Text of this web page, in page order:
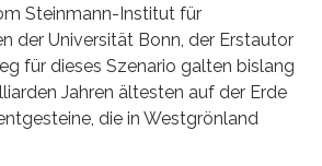
Steinmann-Institut für
der Universität Bonn, der Erstautor
für dieses Szenario galten bislang
Jahren ältesten auf der Erde
die in Westgrönland